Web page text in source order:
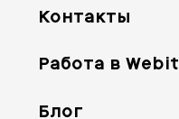
Контакты
Работа в Webit
Блог